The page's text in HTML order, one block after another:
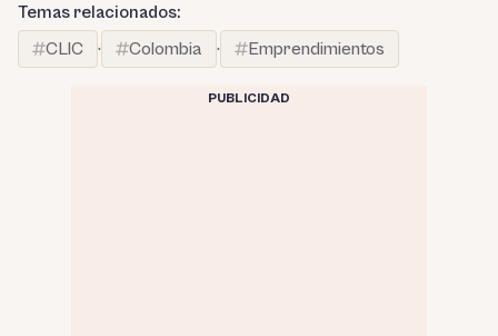
Temas relacionados:
CLIC
· Colombia · Emprendimientos
PUBLICIDAD